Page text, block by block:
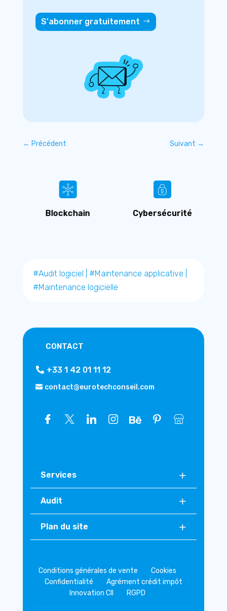
S'abonner gratuitement
← Précédent Suivant →
Blockchain Cybersécurité
#Audit logiciel #Maintenance applicative
#Maintenance logicielle
CONTACT
+33 1 42 01 11 12
contact@eurotechconseil.com
Services
Audit
Plan du site
Conditions générales de vente
Cookies
Confidentialité
Agrément crédit impôt
Innovation CII
RGPD